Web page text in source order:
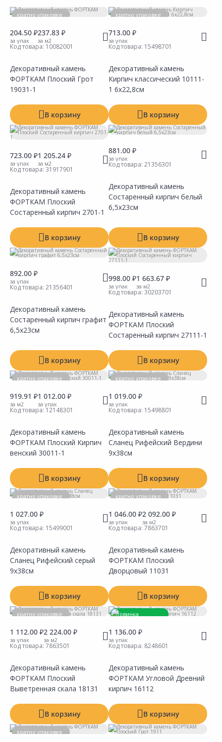
Тип
Производитель
Показать все
Материал
Количество штук в упаковке
Показать все
Площадь в упаковке
кратно упаковке
204.50 ₽
за упак
237.83 ₽
за м2
Код товара: 10082001
Декоративный камень
ФОРТКАМ Плоский Грот
19031-1
В корзину
кратно упаковке
713.00 ₽
за упак
Код товара: 15498701
Декоративный камень
Кирпич классический 10111-
1 6х22,8см
В корзину
723.00 ₽
за упак
1 205.24 ₽
за м2
Код товара: 31917901
Декоративный камень
ФОРТКАМ Плоский
Состаренный кирпич 2701-1
В корзину
881.00 ₽
за упак
Код товара: 21356301
Декоративный камень
Состаренный кирпич белый
6,5х23см
В корзину
892.00 ₽
за упак
Код товара: 21356401
Декоративный камень
Состаренный кирпич графит
6,5х23см
В корзину
998.00 ₽
за упак
1 663.67 ₽
за м2
Код товара: 30203701
Декоративный камень
ФОРТКАМ Плоский
Состаренный кирпич 27111-1
В корзину
кратно упаковке
919.91 ₽
за м2
1 012.00 ₽
за упак
Код товара:12148301
Декоративный камень
ФОРТКАМ Плоский Кирпич
венский 30011-1
В корзину
кратно упаковке
1 019.00 ₽
за упак
Код товара: 15498801
Декоративный камень
Сланец Рифейский Вердини
9х38см
В корзину
кратно упаковке
1 027.00 ₽
за упак
Код товара: 15499001
Декоративный камень
Сланец Рифейский серый
9х38см
В корзину
кратно упаковке
1 046.00 ₽
за упак
2 092.00 ₽
за м2
Код товара: 7863701
Декоративный камень
ФОРТКАМ Плоский
Дворцовый 11031
В корзину
кратно упаковке
1 112.00 ₽
за упак
2 224.00 ₽
за м2
Код товара: 7863501
Декоративный камень
ФОРТКАМ Плоский
Выветренная скала 18131
В корзину
Новинка
кратно упаковке
1 136.00 ₽
за упак
Код товара: 8248601
Декоративный камень
ФОРТКАМ Угловой Древний
кирпич 16112
В корзину
кратно упаковке